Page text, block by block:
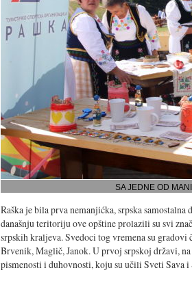
SA JEDNE OD
Raška je bila prva nemanjićka, srpska
današnju teritoriju ove opštine prolazili su svi
srpskih kraljeva. Svedoci tog vremena su gradovi
Brvenik, Maglič, Janok. U prvoj srpskoj državi,
pismenosti i duhovnosti, koju su učili Sveti Sava